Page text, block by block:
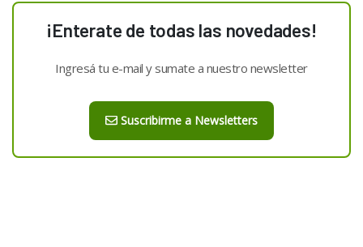
¡Enterate de todas las novedades!
Ingresá tu e-mail y sumate a nuestro newsletter
Suscribirme a Newsletters